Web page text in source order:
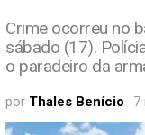
Crime ocorreu no
sábado (17).
o paradeiro da
por Thales Benício 7